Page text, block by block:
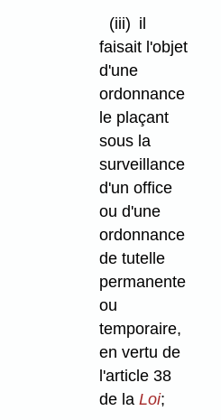
(iii) il
faisait l'objet
d'une
ordonnance
le plaçant
sous la
surveillance
d'un office
ou d'une
ordonnance
de tutelle
permanente
ou
temporaire,
en vertu de
l'article 38
de la Loi;